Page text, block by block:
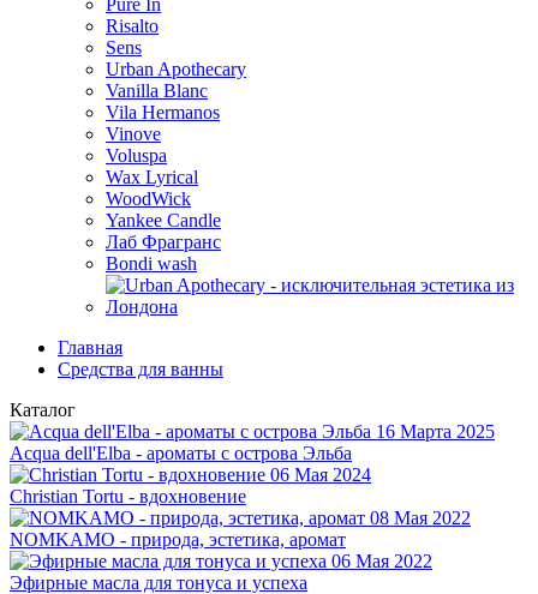
Pure In
Risalto
Sens
Urban Apothecary
Vanilla Blanc
Vila Hermanos
Vinove
Voluspa
Wax Lyrical
WoodWick
Yankee Candle
Лаб Фрагранс
Bondi wash
Главная
Средства для ванны
Каталог
16 Марта 2025
Acqua dell'Elba - ароматы с острова Эльба
06 Мая 2024
Christian Tortu - вдохновение
08 Мая 2022
NOMKAMO - природа, эстетика, аромат
06 Мая 2022
Эфирные масла для тонуса и успеха